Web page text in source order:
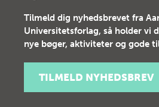
Tilmeld dig nyhedsbrevet fra
Universitetsforlag, så holder vi
nye bøger, aktiviteter og gode
TILMELD NYHEDSBREV